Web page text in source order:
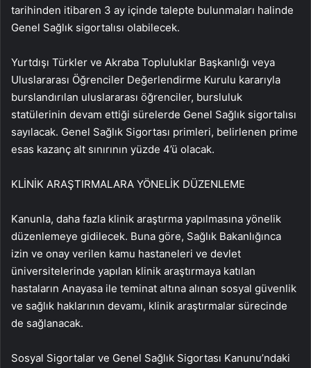
tarihinden itibaren 3 ay içinde talepte bulunmaları halinde
Genel Sağlık sigortalısı olabilecek.
Yurtdışı Türkler ve Akraba Topluluklar Başkanlığı veya
Uluslararası Öğrenciler Değerlendirme Kurulu kararıyla
burslandırılan uluslararası öğrenciler, bursluluk
statülerinin devam ettiği sürelerde Genel Sağlık sigortalısı
sayılacak. Genel Sağlık Sigortası primleri, belirlenen prime
esas kazanç alt sınırının yüzde 4’ü olacak.
KLİNİK ARAŞTIRMALARA YÖNELİK DÜZENLEME
Kanunla, daha fazla klinik araştırma yapılmasına yönelik
düzenlemeye gidilecek. Buna göre, Sağlık Bakanlığınca
izin ve onay verilen kamu hastaneleri ve devlet
üniversitelerinde yapılan klinik araştırmaya katılan
hastaların Anayasa ile teminat altına alınan sosyal güvenlik
ve sağlık haklarının devamı, klinik araştırmalar sürecinde
de sağlanacak.
Sosyal Sigortalar ve Genel Sağlık Sigortası Kanunu’ndaki